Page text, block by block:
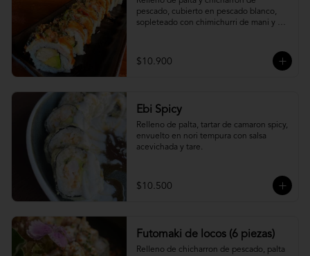
pescado, cubierto en pescado blanco,
sopleteado con chimichurri de mani y
$10.900
Ebi Spicy
Relleno de palta, tartar de camaron spicy,
envuelto en nori tempura con salsa
acevichada y tare.
$10.500
Futomaki de locos (6 piezas)
Relleno de chicharron de pescado, palta